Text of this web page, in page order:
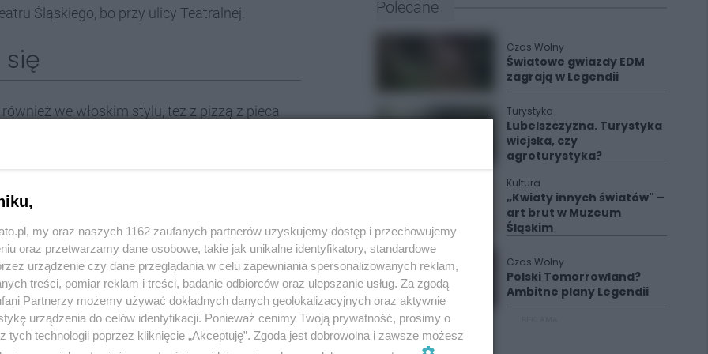
Śląskiego, bo przy ulicy Teatralnej.
się
we włoskim stylu, też z pizzą z pieca
Mały Kredens przy ul. Stanisława. To lokale z
ponad 20 lat temu!
lokalu ogłosili na Facebooku, że zamykają go.
restauracji w Katowicach.
podnieść ceny tak bardzo, ze ilość
nam rewelacyjną reputację, na którą
nam dobry humor na bardzo długo…
i z tą nazwą, z uwagi na czynniki zewnętrzne -
rzeczywistości charakteryzującej
Polecane
Czas Wolny
Światowe gwiazdy EDM
zagrają w Legendii
Turystyka
Lubelszczyzna. Turystyka
wiejska, czy
agroturystyka?
Kultura
„Kwiaty innych światów" –
art brut w Muzeum
Śląskim
Czas Wolny
Polski Tomorrowland?
Ambitne plany Legendii
my oraz naszych 1162 zaufanych partnerów uzyskujemy dostęp i przechowujemy
oraz przetwarzamy dane osobowe, takie jak unikalne identyfikatory, standardowe
urządzenie czy dane przeglądania w celu zapewniania spersonalizowanych reklam,
treści, pomiar reklam i treści, badanie odbiorców oraz ulepszanie usług. Za zgodą
Partnerzy możemy używać dokładnych danych geolokalizacyjnych oraz aktywnie
urządzenia do celów identyfikacji. Ponieważ cenimy Twoją prywatność, prosimy o
tych technologii poprzez kliknięcie „Akceptuję”. Zgoda jest dobrowolna i zawsze możesz